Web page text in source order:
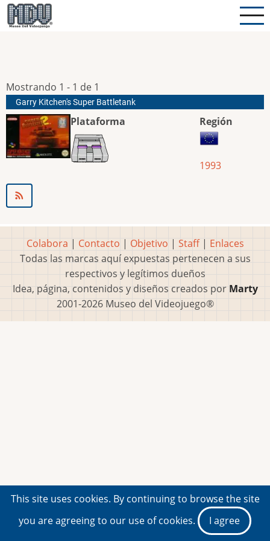
Pasar
al
Mostrando 1 - 1 de 1
Garry Kitchen's Super Battletank
Plataforma Región
1993
Colabora | Contacto | Objetivo | Staff| Enlaces
Todas las marcas aquí expuestas pertenecen a sus
respectivos y legítimos dueños
Idea, página, contenidos y diseños creados por Marty
2001-2026 Museo del Videojuego®
This site uses cookies. By continuing to browse the site
you are agreeing to our use of cookies.
I agree